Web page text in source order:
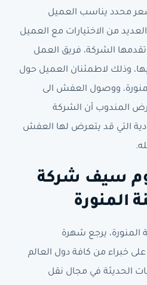
محدد يناسب العميل
من الاختيارات مع العميل
الشركة، فريق العمل
وذلك لاطمئنان العميل حول
ووصول العفش الى
المندوب أن الشركة
التي قد يتعرض لها العفش
سيف شركة
المنورة
المنورة، يرجع شهرة
على خبراء من كافة دول العالم
الحديثة في مجال نقل